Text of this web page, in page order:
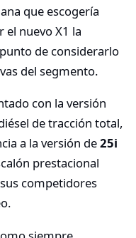
que escogería
nuevo X1 la
de considerarlo
del segmento.
con la versión
de tracción total,
a la versión de25i
prestacional
competidores